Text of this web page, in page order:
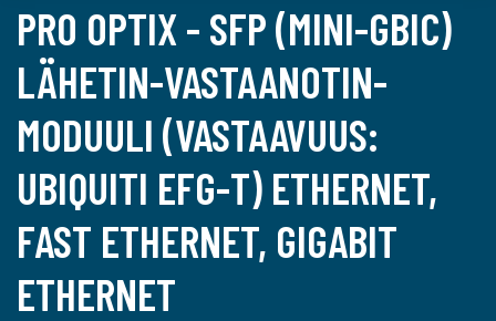
PRO OPTIX - SFP (MINI-GBIC)
LÄHETIN-VASTAANOTIN-
MODUULI (VASTAAVUUS:
UBIQUITI EFG-T) ETHERNET,
FAST ETHERNET, GIGABIT
ETHERNET